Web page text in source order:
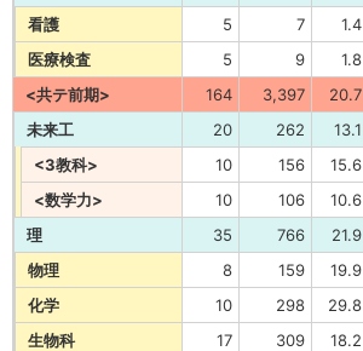
看護
5 7 1.4
医療検査
5 9 1.8
<共テ前期>
164 3,397 20.7
未来工
20 262 13.1
<3教科>
10 156 15.6
<数学力>
10 106 10.6
理
35 766 21.9
物理
8 159 19.9
化学
10 298 29.8
生物科
17 309 18.2